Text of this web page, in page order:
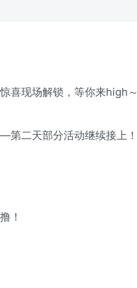
喜现场解锁，等你来high～
二天部分活动继续接上！
！